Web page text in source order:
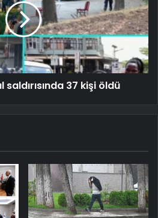
37 kişi öldü